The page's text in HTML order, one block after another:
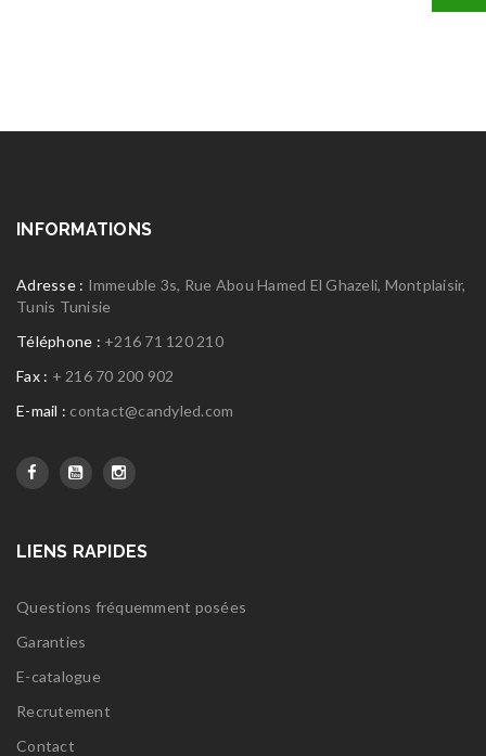
INFORMATIONS
Adresse : Immeuble 3s, Rue Abou Hamed El Ghazeli, Montplaisir,
Tunis Tunisie
Téléphone : +216 71 120 210
Fax : + 216 70 200 902
E-mail : contact@candyled.com
LIENS RAPIDES
Questions fréquemment posées
Garanties
E-catalogue
Recrutement
Contact